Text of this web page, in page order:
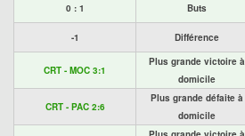
0 : 1 Buts
-1 Différence
CRT - MOC 3:1
Plus grande victoire à
domicile
CRT - PAC 2:6
Plus grande défaite à
domicile